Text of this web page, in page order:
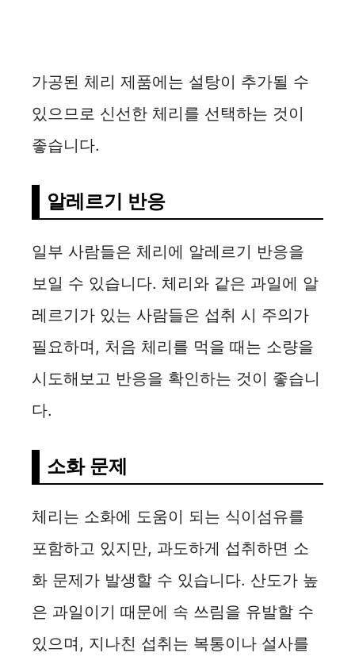
가공된 체리 제품에는 설탕이 추가될 수
있으므로 신선한 체리를 선택하는 것이
좋습니다.
알레르기 반응
일부 사람들은 체리에 알레르기 반응을
보일 수 있습니다. 체리와 같은 과일에 알
레르기가 있는 사람들은 섭취 시 주의가
필요하며, 처음 체리를 먹을 때는 소량을
시도해보고 반응을 확인하는 것이 좋습니
다.
소화 문제
체리는 소화에 도움이 되는 식이섬유를
포함하고 있지만, 과도하게 섭취하면 소
화 문제가 발생할 수 있습니다. 산도가 높
은 과일이기 때문에 속 쓰림을 유발할 수
있으며, 지나친 섭취는 복통이나 설사를